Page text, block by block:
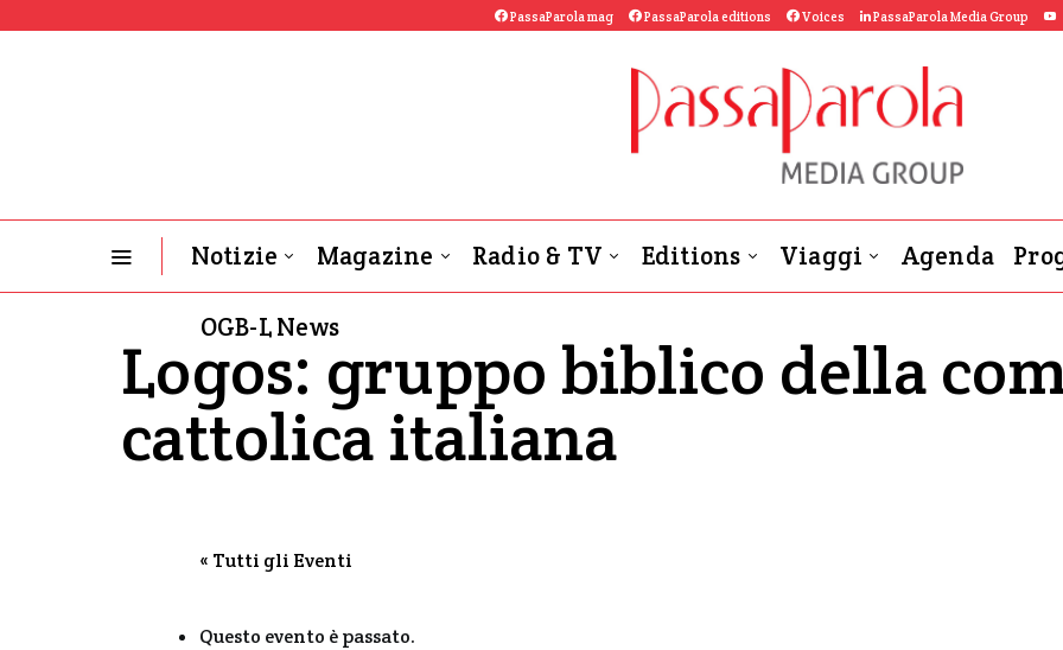
PassaParola mag PassaParola editions Voices PassaParola Media Group
Notizie Magazine Radio & TV Editions Viaggi Agenda
OGB-L News
Logos: gruppo biblico della
cattolica italiana
« Tutti gli Eventi
Questo evento è passato.